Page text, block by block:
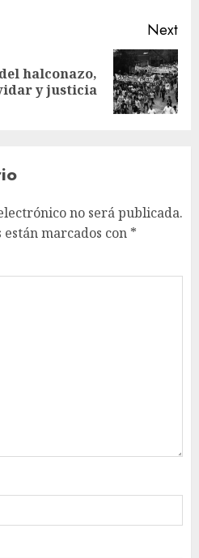
Next
halconazo,
y justicia
no será publicada.
marcados con *